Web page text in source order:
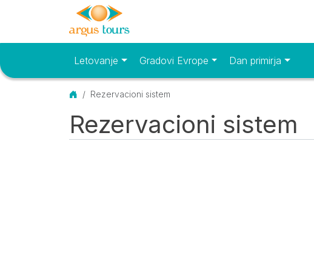
Osnovni meniLetovanje Gradovi Evrope Dan primirja
Početna
Rezervacioni sistem
Rezervacioni sistem